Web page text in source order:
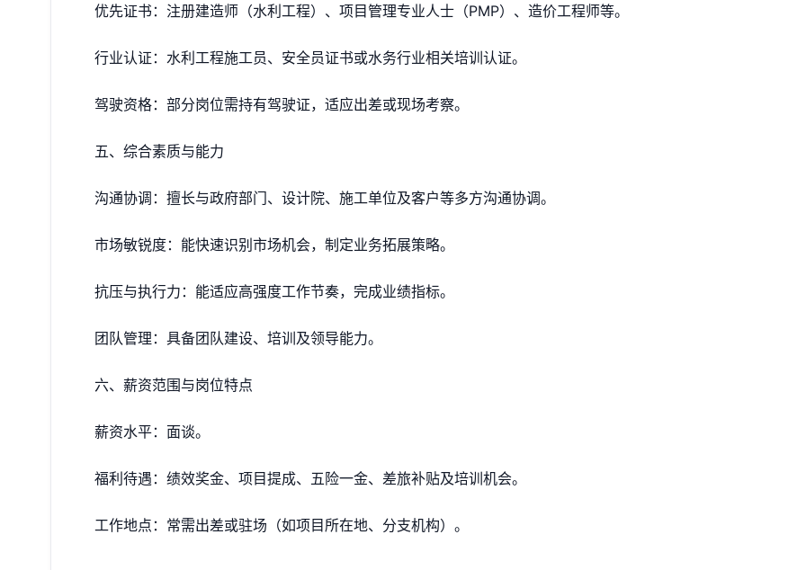
‌优先证书‌：注册建造师（水利工程）、项目管理专业人士（PMP）、造价工程师等。
‌行业认证‌：水利工程施工员、安全员证书或水务行业相关培训认证。
‌驾驶资格‌：部分岗位需持有驾驶证，适应出差或现场考察。
五、综合素质与能力
‌沟通协调‌：擅长与政府部门、设计院、施工单位及客户等多方沟通协调。
‌市场敏锐度‌：能快速识别市场机会，制定业务拓展策略。
‌抗压与执行力‌：能适应高强度工作节奏，完成业绩指标。
‌团队管理‌：具备团队建设、培训及领导能力。
六、薪资范围与岗位特点
‌薪资水平‌：面谈。
‌福利待遇‌：绩效奖金、项目提成、五险一金、差旅补贴及培训机会。
‌工作地点‌：常需出差或驻场（如项目所在地、分支机构）。